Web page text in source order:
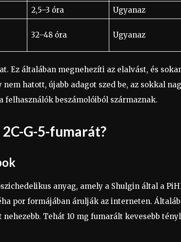
2,5–3 óra Ugyanaz
32–48 óra Ugyanaz
Ez általában megnehezíti az elalvást, és
nem hatott, újabb adagot szed be, az sokkal
felhasználók beszámolóiból származnak.
2C-G-5-fumarát?
anyag, amely a Shulgin által a
por formájában árulják az interneten.
Tehát 10 mg fumarált kevesebb